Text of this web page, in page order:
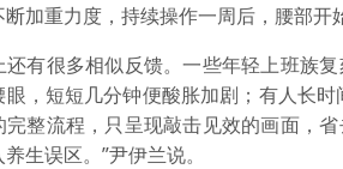
加重力度，持续操作一周后，腰部开
很多相似反馈。一些年轻上班族复
眼，短短几分钟便酸胀加剧；有人长
完整流程，只呈现敲击见效的画面，
生误区。”尹伊兰说。